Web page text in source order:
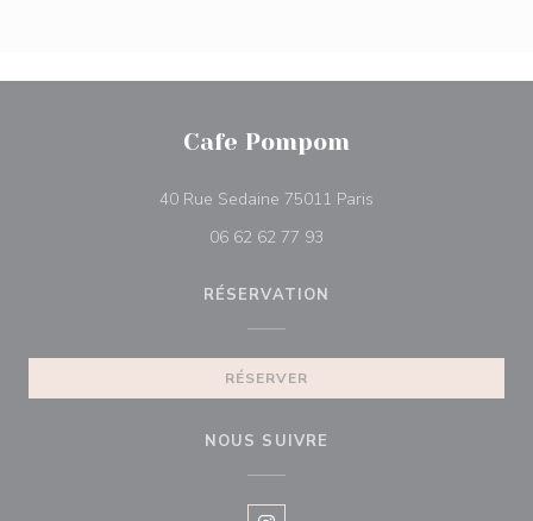
Cafe Pompom
40 Rue Sedaine 75011 Paris
06 62 62 77 93
RÉSERVATION
RÉSERVER
NOUS SUIVRE